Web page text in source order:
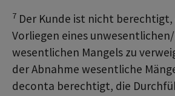
7 Der Kunde ist nicht berechtigt,
Vorliegen eines
wesentlichen Mangels zu
der Abnahme wesentliche
deconta berechtigt, die